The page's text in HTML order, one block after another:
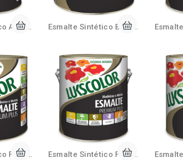
Esmalte Sintético Acetinado 900ml Lukscolor Esmalte Sintético Brilhante 225ml Lukscolor
Esmalte Sintético Fosco 225ml Lukscolor Esmalte Sintético Fosco 3,6 Litros Lukscolor